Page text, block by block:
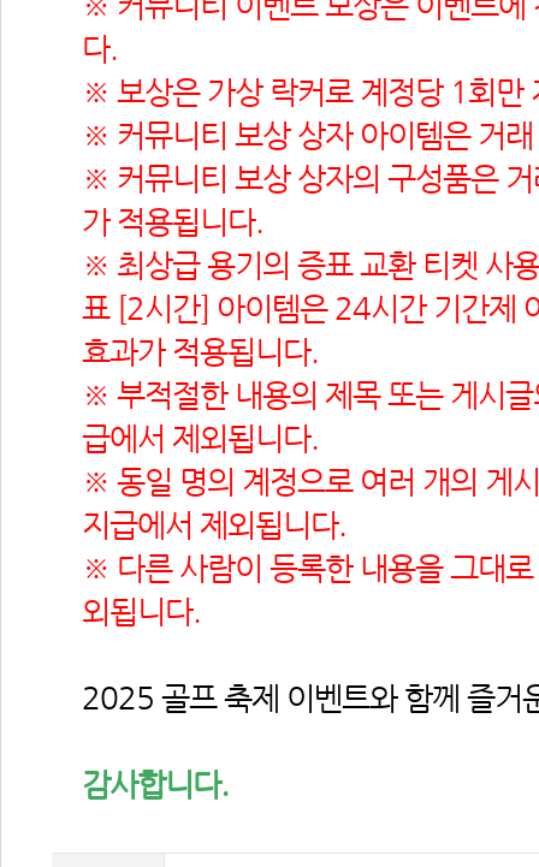
다.
※ 보상은 가상 락커로 계정당 1회
※ 커뮤니티 보상 상자 아이템은 거
※ 커뮤니티 보상 상자의 구성품은
가 적용됩니다.
※ 최상급 용기의 증표 교환 티켓 사
표 [2시간] 아이템은 24시간 기간제
효과가 적용됩니다.
※ 부적절한 내용의 제목 또는 게시
급에서 제외됩니다.
※ 동일 명의 계정으로 여러 개의 게
지급에서 제외됩니다.
※ 다른 사람이 등록한 내용을 그대
외됩니다.
2025 골프 축제 이벤트와 함께 즐거
감사합니다.